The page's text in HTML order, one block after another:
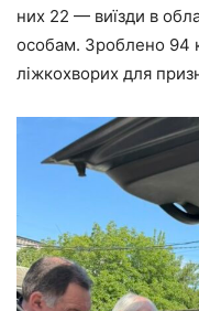
них 22 — виїзди в
особам. Зроблено 94
ліжкохворих для